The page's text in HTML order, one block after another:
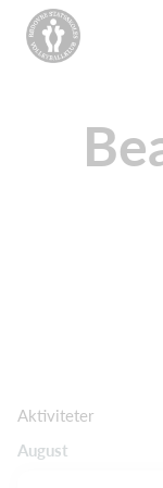
Aktiviteter
August